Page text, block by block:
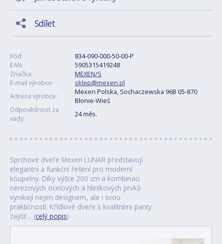
Sdílet
Kód:
834-090-000-50-00-P
EAN:
5905315419248
Značka:
MEXEN/S
E-mail výrobce:
sklep@mexen.pl
Adresa výrobce:
Mexen Polska, Sochaczewska 96B 05-870
Błonie-Wieś
Odpovědnost za
vady:
24 měs.
Sprchové dveře Mexen LUNAR představují
elegantní a funkční řešení pro moderní
koupelny. Díky výšce 200 cm a kombinaci
nerezových ocelových a hliníkových prvků
vynikají nejen designem, ale i svou
praktičností. Křídlové dveře s kvalitními panty
zajišť… (celý popis)